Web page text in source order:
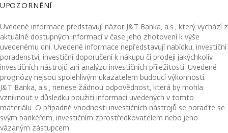
UPOZORNĚNÍ
Uvedené informace představují názor J&T Banka, a.s., který vychází z
aktuálně dostupných informací v čase jeho zhotovení k výše
uvedenému dni. Uvedené informace nepředstavují nabídku, investiční
poradenství, investiční doporučení k nákupu či prodeji jakýchkoliv
investičních nástrojů ani analýzu investičních příležitostí. Uvedené
prognózy nejsou spolehlivým ukazatelem budoucí výkonnosti.
J&T Banka, a.s., nenese žádnou odpovědnost, která by mohla
vzniknout v důsledku použití informací uvedených v tomto
materiálu. O případné vhodnosti investičních nástrojů se poraďte se
svým bankéřem, investičním zprostředkovatelem nebo jeho
vázaným zástupcem.